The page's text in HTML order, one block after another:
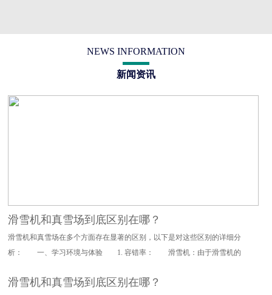
NEWS INFORMATION
新闻资讯
滑雪机和真雪场到底区别在哪？
雪机和真雪场在多个方面存在显著的区别，以下是对这些区别的详细分
析： 一、学习环境与体验 1. 容错率： 滑雪机：由于滑雪机的
滑雪机和真雪场到底区别在哪？